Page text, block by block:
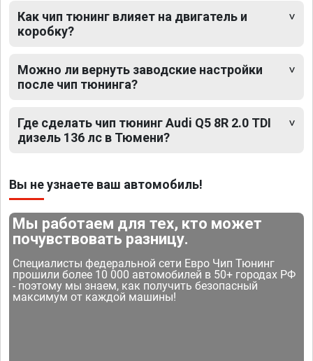
Как чип тюнинг влияет на двигатель и
коробку?
Можно ли вернуть заводские настройки
после чип тюнинга?
Где сделать чип тюнинг Audi Q5 8R 2.0 TDI
дизель 136 лс в Тюмени?
Вы не узнаете ваш автомобиль!
Мы работаем для тех, кто может
почувствовать разницу.
Специалисты федеральной сети Евро Чип Тюнинг
прошили более 10 000 автомобилей в 50+ городах РФ
- поэтому мы знаем, как получить безопасный
максимум от каждой машины!